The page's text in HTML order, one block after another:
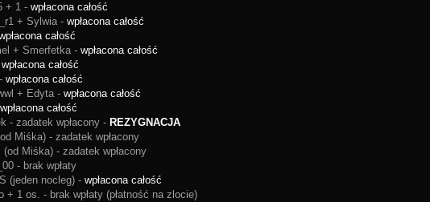
+ 1 - wpłacona całość
+ Sylwia - wpłacona całość
całość
+ Smerfetka - wpłacona całość
wpłacona całość
wpłacona całość
+ Edyta - wpłacona całość
wpłacona całość
- zadatek wpłacony - REZYGNACJA
Miśka) - zadatek wpłacony
Miśka) - zadatek wpłacony
- brak wpłaty
(jeden nocleg) - wpłacona całość
+ 1 os. - brak wpłaty (płatność na zlocie)